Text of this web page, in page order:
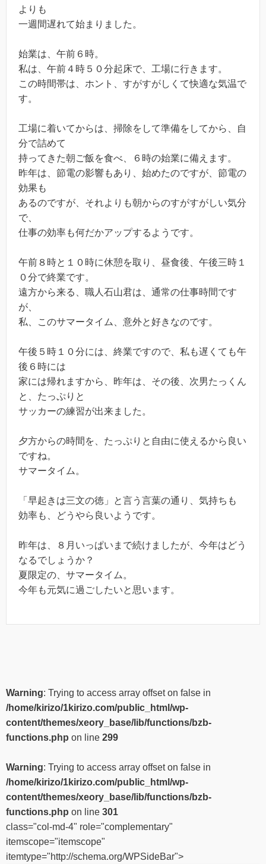
よりも
一週間遅れて始まりました。
始業は、午前６時。
私は、午前４時５０分起床で、工場に行きます。
この時間帯は、ホント、すがすがしくて快適な気温で
す。
工場に着いてからは、掃除をして準備をしてから、自
分で詰めて
持ってきた朝ご飯を食べ、６時の始業に備えます。
昨年は、節電の影響もあり、始めたのですが、節電の
効果も
あるのですが、それよりも朝からのすがすがしい気分
で、
仕事の効率も何だかアップするようです。
午前８時と１０時に休憩を取り、昼食後、午後三時１
０分で終業です。
遠方から来る、職人石山君は、通常の仕事時間です
が、
私、このサマータイム、意外と好きなのです。
午後５時１０分には、終業ですので、私も遅くても午
後６時には
家には帰れますから、昨年は、その後、次男たっくん
と、たっぷりと
サッカーの練習が出来ました。
夕方からの時間を、たっぷりと自由に使えるから良い
ですね。
サマータイム。
「早起きは三文の徳」と言う言葉の通り、気持ちも
効率も、どうやら良いようです。
昨年は、８月いっぱいまで続けましたが、今年はどう
なるでしょうか？
夏限定の、サマータイム。
今年も元気に過ごしたいと思います。
Warning: Trying to access array offset on false in
/home/kirizo/1kirizo.com/public_html/wp-
content/themes/xeory_base/lib/functions/bzb-
functions.php on line 299
Warning: Trying to access array offset on false in
/home/kirizo/1kirizo.com/public_html/wp-
content/themes/xeory_base/lib/functions/bzb-
functions.php on line 301
class="col-md-4" role="complementary"
itemscope="itemscope"
itemtype="http://schema.org/WPSideBar">